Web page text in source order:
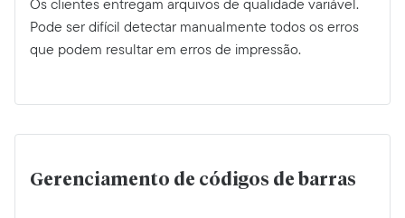
Pode ser difícil detectar manualmente todos os erros
que podem resultar em erros de impressão.
Gerenciamento de códigos de barras